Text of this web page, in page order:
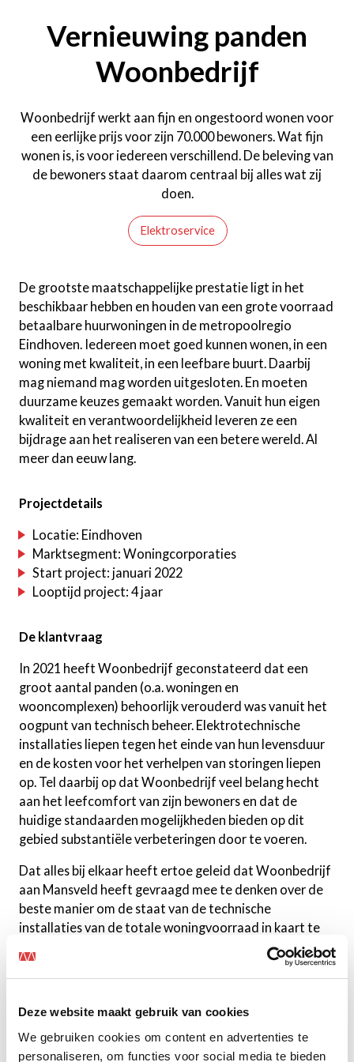
Deze website maakt gebruik van cookies
We gebruiken cookies om content en advertenties te
personaliseren, om functies voor social media te bieden
Vernieuwing panden
Woonbedrijf
Woonbedrijf werkt aan fijn en ongestoord wonen voor
een eerlijke prijs voor zijn 70.000 bewoners. Wat fijn
wonen is, is voor iedereen verschillend. De beleving van
de bewoners staat daarom centraal bij alles wat zij
doen.
Elektroservice
De grootste maatschappelijke prestatie ligt in het
beschikbaar hebben en houden van een grote voorraad
betaalbare huurwoningen in de metropoolregio
Eindhoven. Iedereen moet goed kunnen wonen, in een
woning met kwaliteit, in een leefbare buurt. Daarbij
mag niemand mag worden uitgesloten. En moeten
duurzame keuzes gemaakt worden. Vanuit hun eigen
kwaliteit en verantwoordelijkheid leveren ze een
bijdrage aan het realiseren van een betere wereld. Al
meer dan eeuw lang.
Projectdetails
Locatie: Eindhoven
Marktsegment: Woningcorporaties
Start project: januari 2022
Looptijd project: 4 jaar
De klantvraag
In 2021 heeft Woonbedrijf geconstateerd dat een
groot aantal panden (o.a. woningen en
wooncomplexen) behoorlijk verouderd was vanuit het
oogpunt van technisch beheer. Elektrotechnische
installaties liepen tegen het einde van hun levensduur
en de kosten voor het verhelpen van storingen liepen
op. Tel daarbij op dat Woonbedrijf veel belang hecht
aan het leefcomfort van zijn bewoners en dat de
huidige standaarden mogelijkheden bieden op dit
gebied substantiële verbeteringen door te voeren.
Dat alles bij elkaar heeft ertoe geleid dat Woonbedrijf
aan Mansveld heeft gevraagd mee te denken over de
beste manier om de staat van de technische
installaties van de totale woningvoorraad in kaart te
werkzaamheden wanneer uitgevoerd moeten worden
om zo de panden weer comfortabel, duurzaam en
om de gemeenschappelijke ruimten van
(woon)complexen. En om werkzaamheden voor én